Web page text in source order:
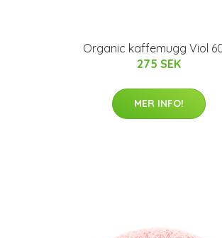
Organic kaffemugg Viol
275 SEK
MER INFO!